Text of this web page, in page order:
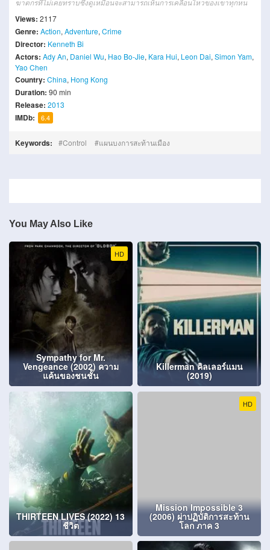
ฆาตกรที่ไม่เคยทราบซึ่งดูเหมือนจะสามารถเห็นการเคลื่อนไหวของเขาทุกหน
Views: 2117
Genre: Action, Adventure, Crime
Director: Kenneth Bi
Actors: Ady An, Daniel Wu, Hao Bo-Jie, Kara Hui, Leon Dai, Simon Yam,
Yao Chen
Country: China, Hong Kong
Duration: 90 min
Release: 2013
IMDb: 6.4
Keywords: Control แผนบงการสะท้านเมือง
You May Also Like
HD
Sympathy for Mr.
Vengeance (2002) ความ
แค้นของชนชั้น
Killerman คิลเลอร์แมน
(2019)
THIRTEEN LIVES (2022) 13
ชีวิต
HD
Mission Impossible 3
(2006) ผ่าปฏิบัติการสะท้าน
โลก ภาค 3